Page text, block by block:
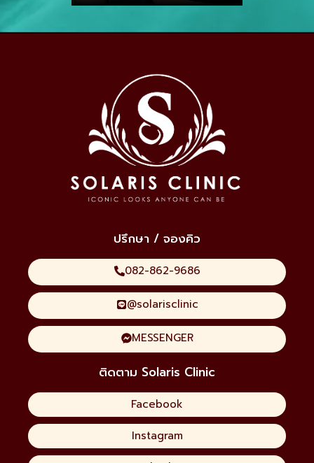
ปรึกษา / จองคิว
082-862-9686
@solarisclinic
MESSENGER
ติดตาม Solaris Clinic
Facebook
Instagram